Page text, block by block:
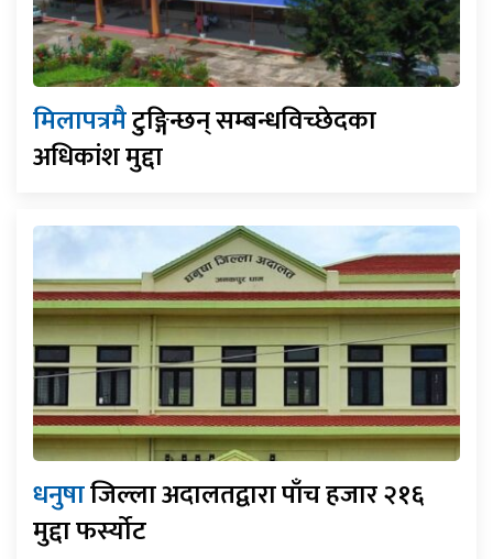
मिलापत्रमैटुङ्गिन्छन् सम्बन्धविच्छेदका
अधिकांश मुद्दा
धनुषाजिल्ला अदालतद्वारा पाँच हजार २१६
मुद्दा फर्स्योट